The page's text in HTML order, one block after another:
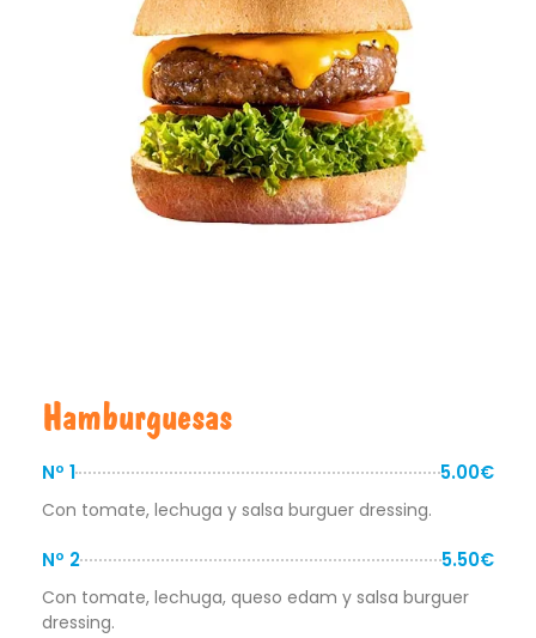
Hamburguesas
Nº 1 5.00€
Con tomate, lechuga y salsa burguer dressing.
Nº 2 5.50€
Con tomate, lechuga, queso edam y salsa burguer
dressing.